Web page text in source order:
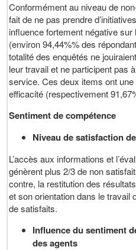
Conformément au niveau de
fait de ne pas prendre
influence fortement négative sur
(environ 94,44%% des
totalité des enquêtés ne
leur travail et ne participent pas
service. Ces deux items ont
efficacité (respectivement
Sentiment de compétence
Niveau de satisfaction
L’accès aux informations et
génèrent plus 2/3 de non
contre, la restitution des
et son orientation dans le travail
de satisfaits.
Influence du sentiment
des agents